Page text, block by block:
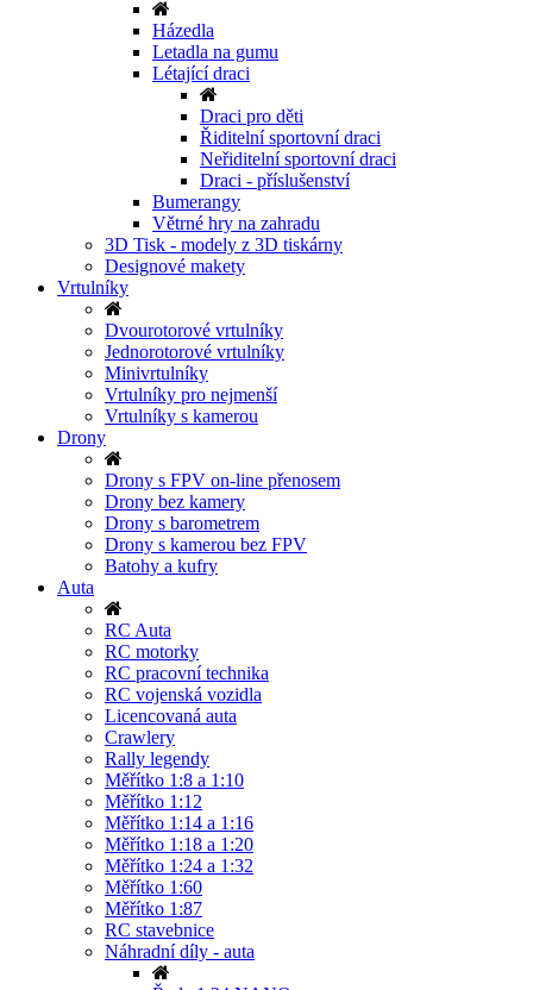
Házedla
Letadla na gumu
Létající draci
Draci pro děti
Řiditelní sportovní draci
Neřiditelní sportovní draci
Draci - příslušenství
Bumerangy
Větrné hry na zahradu
3D Tisk - modely z 3D tiskárny
Designové makety
Vrtulníky
Dvourotorové vrtulníky
Jednorotorové vrtulníky
Minivrtulníky
Vrtulníky pro nejmenší
Vrtulníky s kamerou
Drony
Drony s FPV on-line přenosem
Drony bez kamery
Drony s barometrem
Drony s kamerou bez FPV
Batohy a kufry
Auta
RC Auta
RC motorky
RC pracovní technika
RC vojenská vozidla
Licencovaná auta
Crawlery
Rally legendy
Měřítko 1:8 a 1:10
Měřítko 1:12
Měřítko 1:14 a 1:16
Měřítko 1:18 a 1:20
Měřítko 1:24 a 1:32
Měřítko 1:60
Měřítko 1:87
RC stavebnice
Náhradní díly - auta